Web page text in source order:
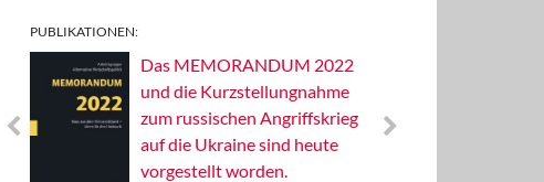
PUBLIKATIONEN:
Das MEMORANDUM 2022
und die Kurzstellungnahme
zum russischen Angriffskrieg
auf die Ukraine sind heute
vorgestellt worden.